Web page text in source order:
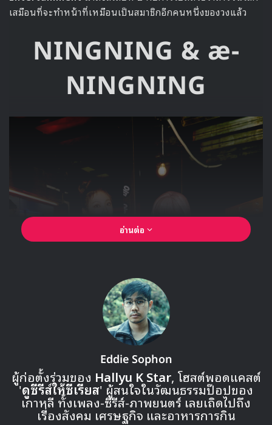
เสมือนที่จะทำหน้าที่เหมือนเป็นสมาชิกอีกคนหนึ่งของวงแล้ว
NINGNING & æ-
NINGNING
อ่านต่อ
Eddie Sophon
ผู้ก่อตั้งร่วมของ Hallyu K Star, โฮสต์พอดแคสต์
'ดูซีรีส์ให้ซีเรียส' ผู้สนใจในวัฒนธรรมป๊อปของ
เกาหลี ทั้งเพลง-ซีรีส์-ภาพยนตร์ เลยเถิดไปถึง
เรื่องสังคม เศรษฐกิจ และอาหารการกิน